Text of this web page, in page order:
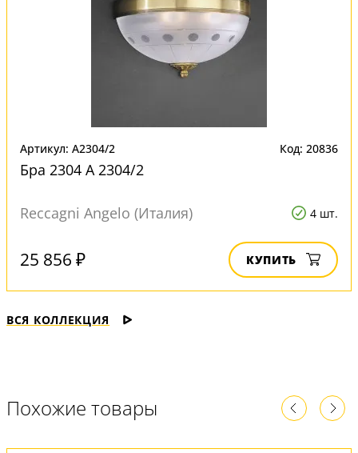
Артикул: A2304/2 Код: 20836
Бра 2304 A 2304/2
Reccagni Angelo (Италия) 4 шт.
25 856 ₽ КУПИТЬ
ВСЯ КОЛЛЕКЦИЯ
Похожие товары